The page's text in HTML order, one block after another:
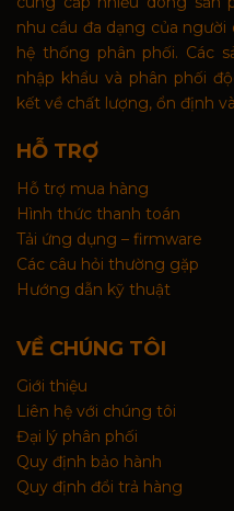
nhu cầu đa dạng của người
hệ thống phân phối. Các
nhập khẩu và phân phối
kết về chất lượng, ổn định
HỖ TRỢ
Hỗ trợ mua hàng
Hình thức thanh toán
Tải ứng dụng – firmware
Các câu hỏi thường gặp
Hướng dẫn kỹ thuật
VỀ CHÚNG TÔI
Giới thiệu
Liên hệ với chúng tôi
Đại lý phân phối
Quy định bảo hành
Quy định đổi trả hàng